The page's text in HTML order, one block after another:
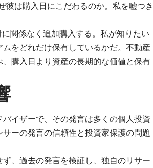
は購入日にこだわるのか。私を嘘つき
関係なく追加購入する。私が知りたい
をどれだけ保有しているかだ。不動産
購入日より資産の長期的な価値と保有
イザーで、その発言は多くの個人投資
ーの発言の信頼性と投資家保護の問題
、過去の発言を検証し、独自のリサー